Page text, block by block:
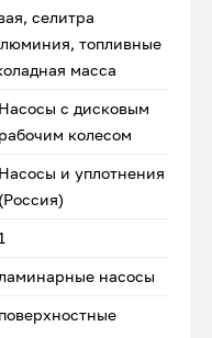
селитра
топливные
масса
Насосы с дисковым
рабочим колесом
Насосы и уплотнения
(Россия)
насосы
поверхностные